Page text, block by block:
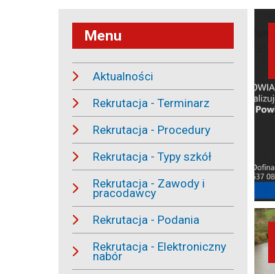
Menu
Aktualności
Rekrutacja - Terminarz
Rekrutacja - Procedury
Rekrutacja - Typy szkół
Rekrutacja - Zawody i
pracodawcy
Rekrutacja - Podania
Rekrutacja - Elektroniczny
nabór